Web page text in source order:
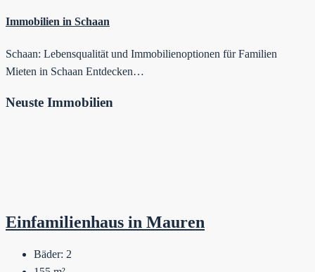
Immobilien in Schaan
Schaan: Lebensqualität und Immobilienoptionen für Familien
Mieten in Schaan Entdecken…
Neuste Immobilien
Einfamilienhaus in Mauren
Bäder: 2